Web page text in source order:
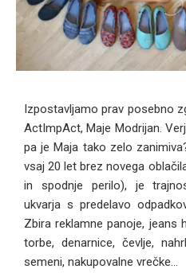
Izpostavljamo prav posebno
ActImpAct, Maje Modrijan.
pa je Maja tako zelo
vsaj 20 let brez novega
in spodnje perilo), je
ukvarja s predelavo
Zbira reklamne panoje, jeans
torbe, denarnice, čevlje,
semeni, nakupovalne vrečke…